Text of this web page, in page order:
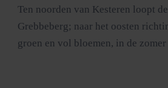
Ten noorden van Kesteren loopt
Grebbeberg; naar het oosten
groen en vol bloemen, in de